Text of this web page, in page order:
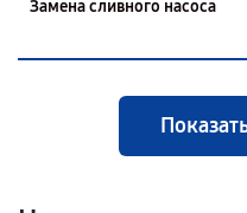
Замена сливного насоса